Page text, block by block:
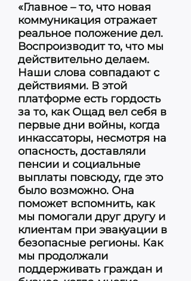
«Главное – то, что новая
коммуникация отражает
реальное положение дел.
Воспроизводит то, что мы
действительно делаем.
Наши слова совпадают с
действиями. В этой
платформе есть гордость
за то, как Ощад вел себя в
первые дни войны, когда
инкассаторы, несмотря на
опасность, доставляли
пенсии и социальные
выплаты повсюду, где это
было возможно. Она
поможет вспомнить, как
мы помогали друг другу и
клиентам при эвакуации в
безопасные регионы. Как
мы продолжали
поддерживать граждан и